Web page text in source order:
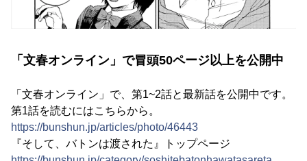
「文春オンライン」で冒頭50ページ以上を公開中
「文春オンライン」で、第1~2話と最新話を公開中です。
第1話を読むにはこちらから。
https://bunshun.jp/articles/photo/46443
『そして、バトンは渡された』トップページ